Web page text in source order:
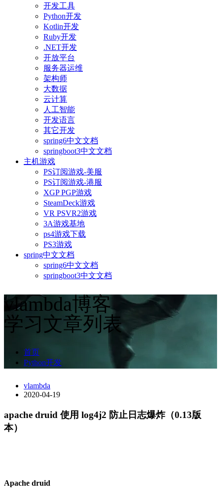
开发工具
Python开发
Kotlin开发
Ruby开发
.NET开发
开放平台
服务器运维
架构师
大数据
云计算
人工智能
开发语言
其它开发
spring6中文文档
springboot3中文文档
主机游戏
PS订阅游戏-美服
PS订阅游戏-港服
XGP PGP游戏
SteamDeck游戏
VR PSVR2游戏
3A游戏基地
ps4游戏下载
PS3游戏
spring中文文档
spring6中文文档
springboot3中文文档
vlambda博客
学习文章列表
首页
Python开发
vlambda
2020-04-19
apache druid 使用 log4j2 防止日志爆炸（0.13版
本）
Apache druid